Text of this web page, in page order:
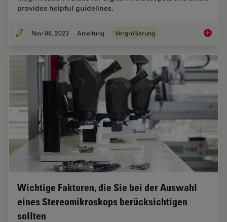
provides helpful guidelines.
Nov 08, 2023 Anleitung Vergrößerung
Wichtige Faktoren, die Sie bei der Auswahl
eines Stereomikroskops berücksichtigen
sollten